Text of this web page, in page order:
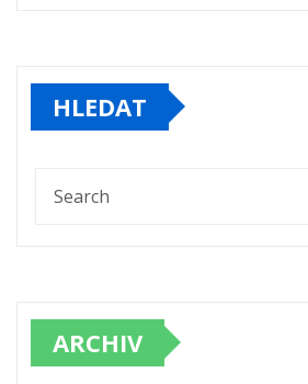
HLEDAT
ARCHIV